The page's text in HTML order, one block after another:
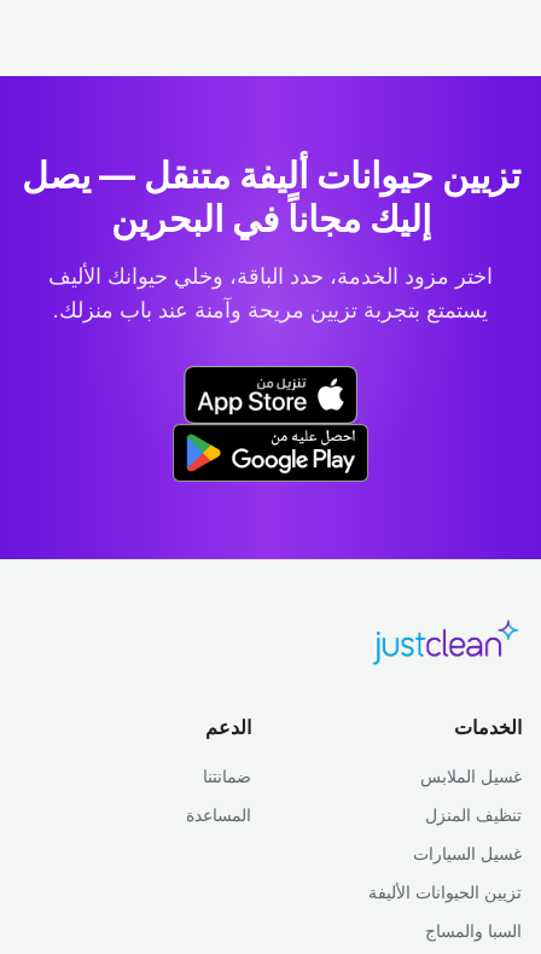
تزيين حيوانات أليفة متنقل — يصل
إليك مجاناً في البحرين
اختر مزود الخدمة، حدد الباقة، وخلي حيوانك الأليف
يستمتع بتجربة تزيين مريحة وآمنة عند باب منزلك.
الخدمات
غسيل الملابس
تنظيف المنزل
غسيل السيارات
تزيين الحيوانات الأليفة
السبا والمساج
الدعم
ضمانتنا
المساعدة